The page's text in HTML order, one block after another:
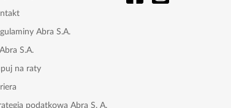
Abra S.A.
S.A.
na raty
podatkowa Abra S. A.